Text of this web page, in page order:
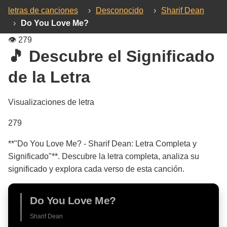
letras de canciones › Desconocido ›
Sharif Dean
›
Do You Love Me?
👁️ 279
🎵 Descubre el Significado
de la Letra
Visualizaciones de letra
279
**"Do You Love Me? - Sharif Dean: Letra Completa y
Significado"**. Descubre la letra completa, analiza su
significado y explora cada verso de esta canción.
Do You Love Me?
Sharif Dean